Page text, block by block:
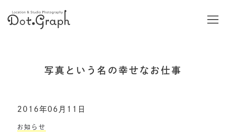
写真という名の幸せなお仕事
2016年06月11日
お知らせ